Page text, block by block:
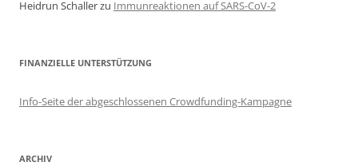
Heidrun Schallerzu Immunreaktionen auf SARS-CoV-2
FINANZIELLE UNTERSTÜTZUNG
Info-Seite der abgeschlossenen Crowdfunding-Kampagne
ARCHIV